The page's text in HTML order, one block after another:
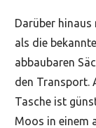
Darüber hinaus
als die
abbaubaren
den Transport.
Tasche ist
Moos in einem